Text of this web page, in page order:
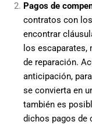
Pagos de
contratos con
encontrar
los
de reparación.
anticipación,
se convierta en
también es
dichos pagos de